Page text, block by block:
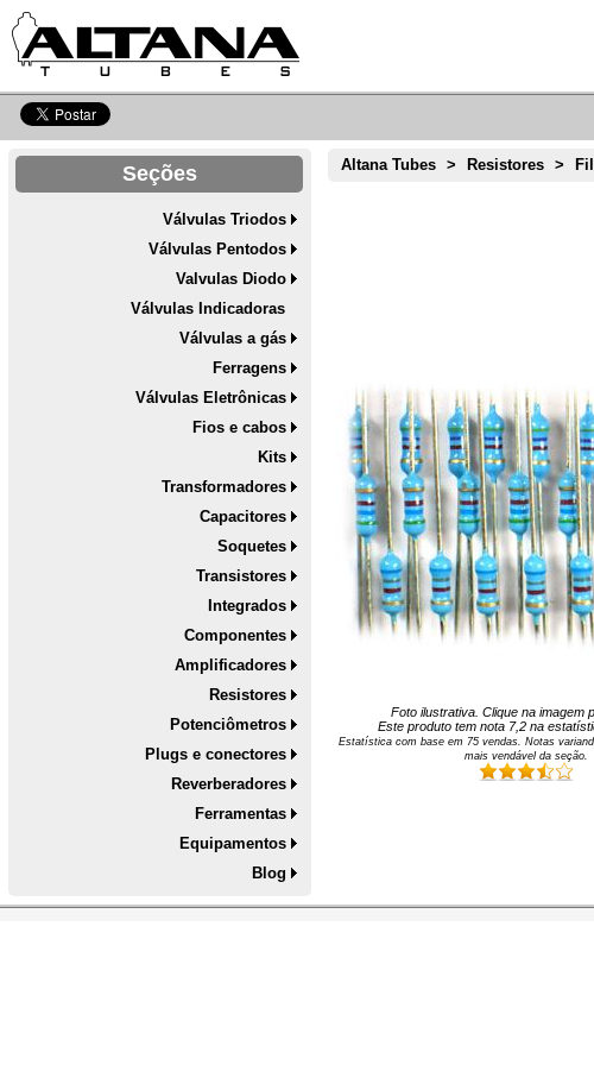
Seções
Válvulas Triodos
Válvulas Pentodos
Valvulas Diodo
Válvulas Indicadoras
Válvulas a gás
Ferragens
Válvulas Eletrônicas
Fios e cabos
Kits
Transformadores
Capacitores
Soquetes
Transistores
Integrados
Componentes
Amplificadores
Resistores
Potenciômetros
Plugs e conectores
Reverberadores
Ferramentas
Equipamentos
Blog
Altana Tubes > Resistores >
Foto ilustrativa. Clique na imagem
Este produto tem nota 7,2 na
Estatística com base em 75vendas. Notas
mais vendável da seção.